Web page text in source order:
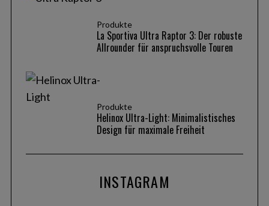
Produkte
La Sportiva Ultra Raptor 3: Der robuste
Allrounder für anspruchsvolle Touren
Produkte
Helinox Ultra-Light: Minimalistisches
Design für maximale Freiheit
INSTAGRAM